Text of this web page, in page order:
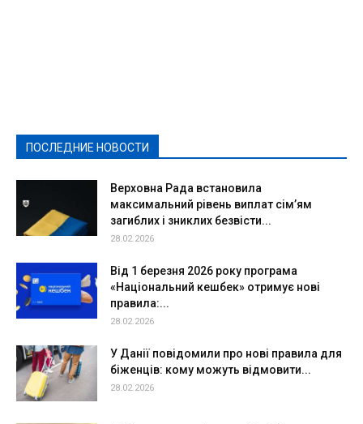
ПОСЛЕДНИЕ НОВОСТИ
Верховна Рада встановила
максимальний рівень виплат сім’ям
загиблих і зниклих безвісти...
28.02.2026
Від 1 березня 2026 року програма
«Національний кешбек» отримує нові
правила:...
28.02.2026
У Данії повідомили про нові правила для
біженців: кому можуть відмовити...
28.02.2026